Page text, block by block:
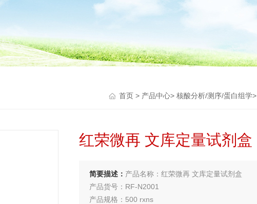
首页 > 产品中心> 核酸分析/测序/蛋白组学>
红荣微再 文库定量试剂盒
简要描述： 产品名称：红荣微再 文库定量试剂盒
产品货号：RF-N2001
产品规格：500 rxns